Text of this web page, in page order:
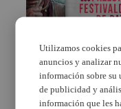
El Festival de
Paterna estrena
con la película
sombras”
Utilizamos cookies
anuncios y analizar
información sobre su
de publicidad y
información que les